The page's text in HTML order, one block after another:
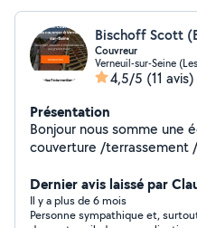
Bischoff Scott
Couvreur
Verneuil-sur-Seine
4,5/5 (11 avis)
Présentation
Bonjour nous somme une
couverture /terrassement
toiture Changement de Velux Réparation de toiture
Changement de gouttière Réparation de pied de
cheminée Maçonnerie Chape béton Création de mur
Dernier avis laissé par
Il y a plus de 6 mois
Personne sympathique et,